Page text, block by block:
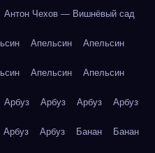
Антон Чехов — Вишнёвый сад
Апельсин Апельсин
Апельсин Апельсин
Арбуз Арбуз Арбуз Арбуз
Арбуз Арбуз Банан Банан